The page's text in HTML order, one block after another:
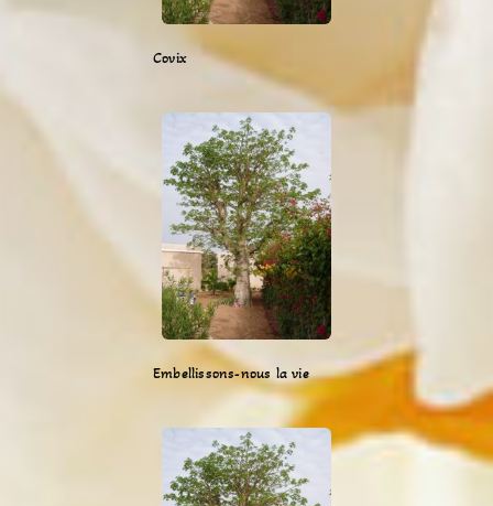
Covix
Embellissons-nous la vie